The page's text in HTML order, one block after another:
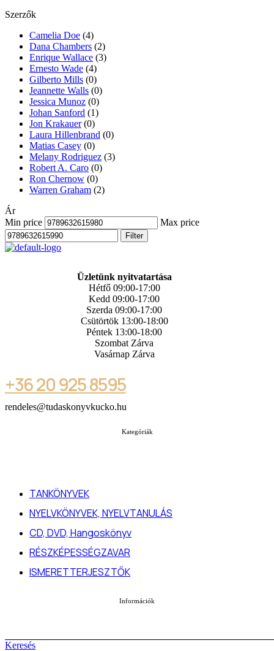
Szerzők
Camelia Doe (4)
Dana Chambers (2)
Enrique Wallace (3)
Ernesto Wade (4)
Gilberto Mills (0)
Jeannette Walls (0)
Jessica Munoz (0)
Johan Sanford (1)
Jon Krakauer (0)
Laura Hillenbrand (0)
Matias Casey (0)
Melany Rodriguez (3)
Robert A. Caro (0)
Ron Chernow (0)
Warren Graham (2)
Ár
Min price
Max price
Filter
Keresés
Üzletünk nyitvatartása
Hétfő 09:00-17:00
Kedd 09:00-17:00
Szerda 09:00-17:00
Csütörtök 13:00-18:00
Péntek 13:00-18:00
Szombat Zárva
Vasárnap Zárva
+36 20 925 8595
rendeles@tudaskonyvkucko.hu
Kategóriák
TANKÖNYVEK
NYELVKÖNYVEK, NYELVTANULÁS
CD, DVD, Hangoskönyv
RÉSZKÉPESSÉGZAVAR
ISMERETTERJESZTŐK
Információk